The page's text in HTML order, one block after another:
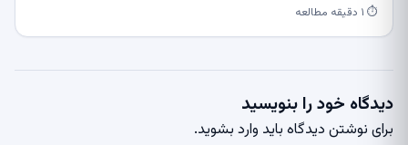
⏱ ۱ دقیقه مطالعه
دیدگاه خود را بنویسید
برای نوشتن دیدگاه باید وارد بشوید.